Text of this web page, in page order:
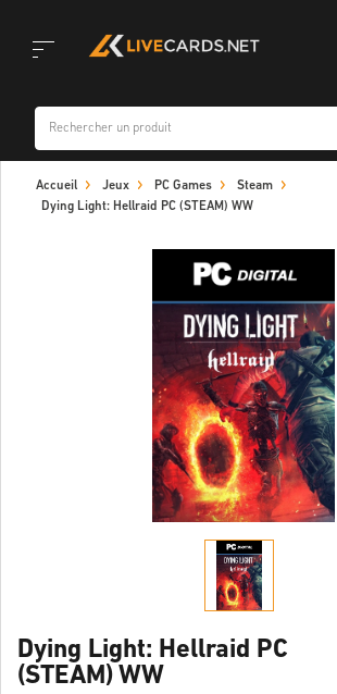
navigation
Accueil Jeux PC Games
Steam
Dying Light: Hellraid PC (STEAM) WW
Dying Light: Hellraid PC
(STEAM) WW